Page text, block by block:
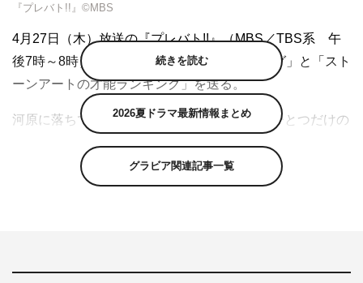
『プレバト!!』©MBS
4月27日（木）放送の『プレバト!!』（MBS／TBS系 午
後7時～8時）は、「俳句の才能査定ランキング」と「スト
ーンアートの才能ランキング」を送る。
河原に落ちている石をキャンバスに、世界にひとつだけの
Kis-My-Ft2の宮田俊哉、乃木坂46の弓木奈於、犬山紙子、
ジャングルポケットの太田博久の4人。
戦。浜田雅功には「断る勇気！」とツッコまれるも、「石
続きを読む
2026夏ドラマ最新情報まとめ
グラビア関連記事一覧